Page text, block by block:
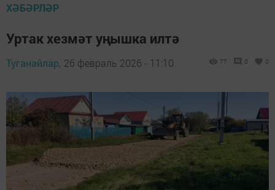
ХӘБӘРЛӘР
Уртак хезмәт уңышка илтә
Туганайлар, 26 февраль 2026 - 11:10 77 0 0